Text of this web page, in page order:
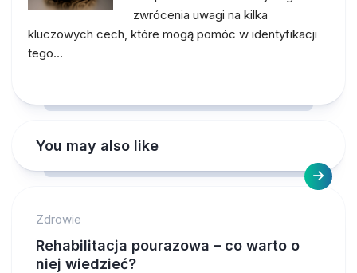
zwrócenia uwagi na kilka
kluczowych cech, które mogą pomóc w identyfikacji
tego…
You may also like
Zdrowie
Rehabilitacja pourazowa – co warto o
niej wiedzieć?